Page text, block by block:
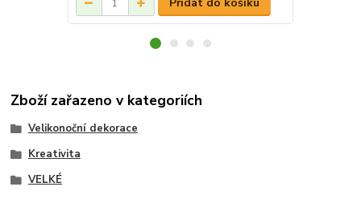
Zboží zařazeno v kategoriích
Velikonoční dekorace
Kreativita
VELKÉ